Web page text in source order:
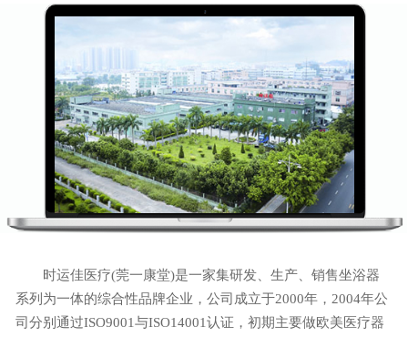
时运佳医疗(莞一康堂)是一家集研发、生产、销售坐浴器
系列为一体的综合性品牌企业，公司成立于2000年，2004年公
司分别通过ISO9001与ISO14001认证，初期主要做欧美医疗器